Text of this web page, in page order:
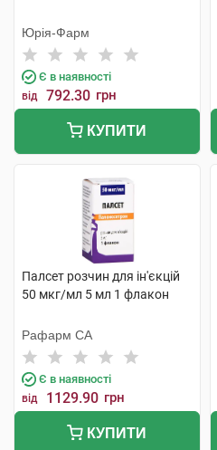
Юрія-Фарм
Є в наявності
від 792.30 грн
КУПИТИ
Палсет розчин для ін'єкцій
50 мкг/мл 5 мл 1 флакон
Рафарм СА
Є в наявності
від 1129.90 грн
КУПИТИ